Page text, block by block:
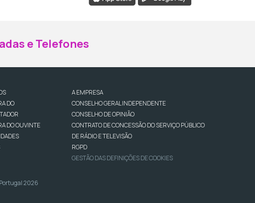
e Telefones
DO
DO OUVINTE
A EMPRESA
CONSELHO GERAL INDEPENDENTE
CONSELHO DE OPINIÃO
CONTRATO DE CONCESSÃO DO SERVIÇO PÚBLICO
DE RÁDIO E TELEVISÃO
RGPD
GESTÃO DAS DEFINIÇÕES DE COOKIES
Portugal 2026